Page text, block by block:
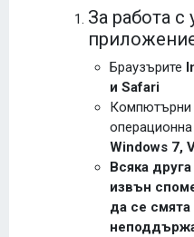
За работа с
Браузърите
и Safari
Компютърни
Windows 7,
Всяка
извън
да се смята